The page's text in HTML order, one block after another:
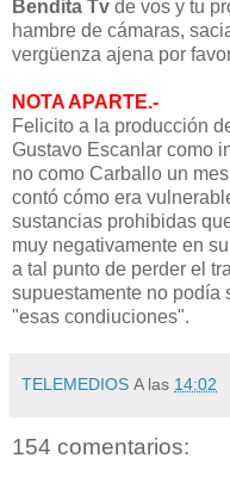
Bendita Tv de vos y tu
hambre de cámaras,
vergüenza ajena por
NOTA APARTE.-
Felicito a la producción
Gustavo Escanlar como
no como Carballo un
contó cómo era
sustancias prohibidas
muy negativamente en
a tal punto de perder el
supuestamente no podía
"esas condiuciones".
TELEMEDIOS A las 14:02
154 comentarios: